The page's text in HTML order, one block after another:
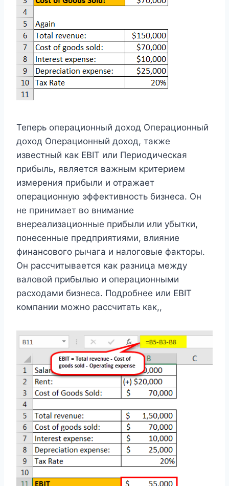
Теперь операционный доход Операционный
доход Операционный доход, также
известный как EBIT или Периодическая
прибыль, является важным критерием
измерения прибыли и отражает
операционную эффективность бизнеса. Он
не принимает во внимание
внереализационные прибыли или убытки,
понесенные предприятиями, влияние
финансового рычага и налоговые факторы.
Он рассчитывается как разница между
валовой прибылью и операционными
расходами бизнеса. Подробнее или EBIT
компании можно рассчитать как,,